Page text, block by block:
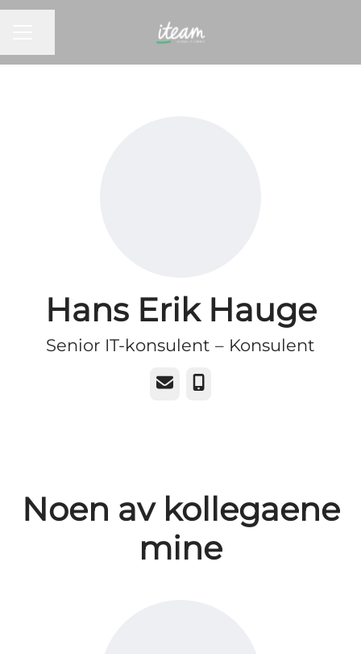
Hans Erik Hauge
Senior IT-konsulent – Konsulent
E-postTelefonnummer
Noen av kollegaene
mine